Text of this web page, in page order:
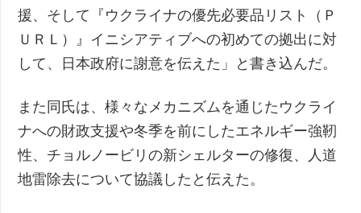
援、そして『ウクライナの優先必要品リスト（Ｐ
ＵＲＬ）』イニシアティブへの初めての拠出に対
して、日本政府に謝意を伝えた」と書き込んだ。
また同氏は、様々なメカニズムを通じたウクライ
ナへの財政支援や冬季を前にしたエネルギー強靭
性、チョルノービリの新シェルターの修復、人道
地雷除去について協議したと伝えた。